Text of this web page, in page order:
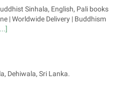
Sinhala, English, Pali books
| Worldwide Delivery | Buddhism
Dehiwala, Sri Lanka.